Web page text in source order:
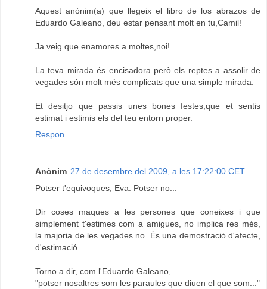
Aquest anònim(a) que llegeix el libro de los abrazos de
Eduardo Galeano, deu estar pensant molt en tu,Camil!
Ja veig que enamores a moltes,noi!
La teva mirada és encisadora però els reptes a assolir de
vegades són molt més complicats que una simple mirada.
Et desitjo que passis unes bones festes,que et sentis
estimat i estimis els del teu entorn proper.
Respon
Anònim 27 de desembre del 2009, a les 17:22:00 CET
Potser t'equivoques, Eva. Potser no...
Dir coses maques a les persones que coneixes i que
simplement t'estimes com a amigues, no implica res més,
la majoria de les vegades no. És una demostració d'afecte,
d'estimació.
Torno a dir, com l'Eduardo Galeano,
"potser nosaltres som les paraules que diuen el que som..."